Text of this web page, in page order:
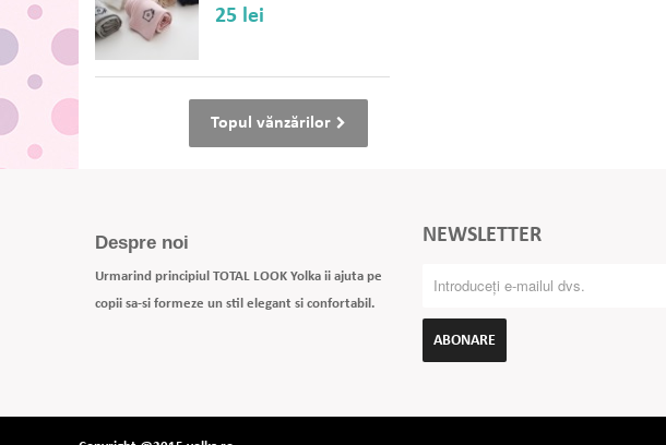
25 lei
Topul vănzărilor
Despre noi
Urmarind principiul TOTAL LOOK Yolka ii ajuta pe
copii sa-si formeze un stil elegant si confortabil.
NEWSLETTER
ABONARE